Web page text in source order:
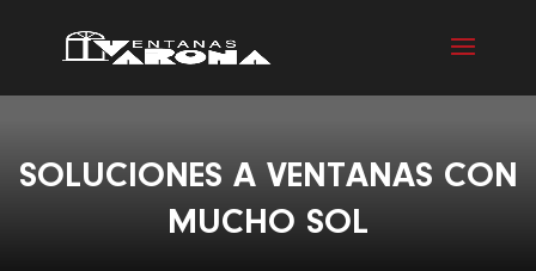
SOLUCIONES A VENTANAS CON
MUCHO SOL